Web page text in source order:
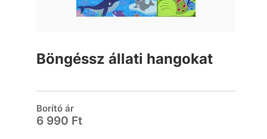
Böngéssz állati hangokat
Borító ár
6 990 Ft